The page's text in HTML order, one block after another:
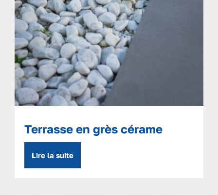
Terrasse en grès cérame
Lire la suite